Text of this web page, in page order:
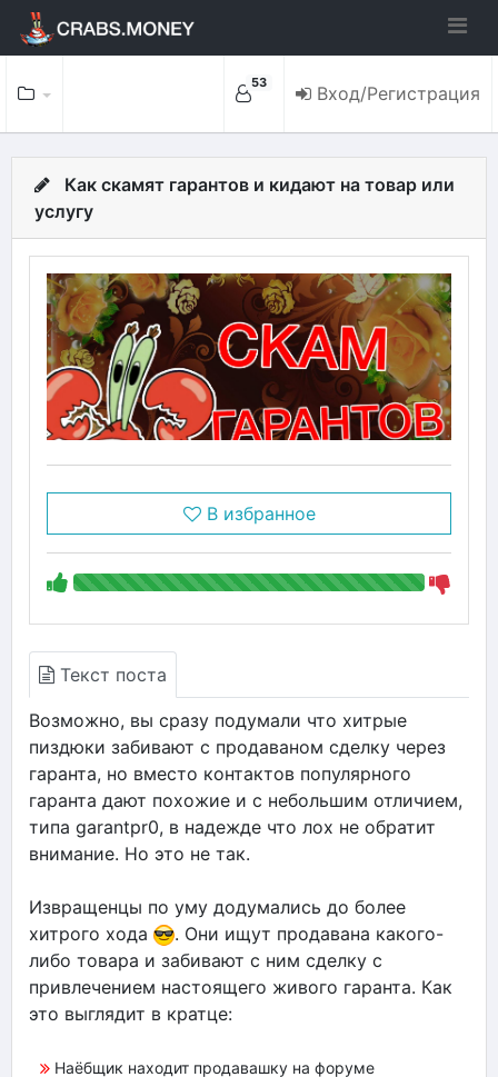
53 Вход/Регистрация
Как скамят гарантов и кидают на товар или
услугу
В избранное
Текст поста
Возможно, вы сразу подумали что хитрые
пиздюки забивают с продаваном сделку через
гаранта, но вместо контактов популярного
гаранта дают похожие и с небольшим отличием,
типа garantpr0, в надежде что лох не обратит
внимание. Но это не так.
Извращенцы по уму додумались до более
хитрого хода
. Они ищут продавана какого-
либо товара и забивают с ним сделку с
привлечением настоящего живого гаранта. Как
это выглядит в кратце:
Наёбщик находит продавашку на форуме